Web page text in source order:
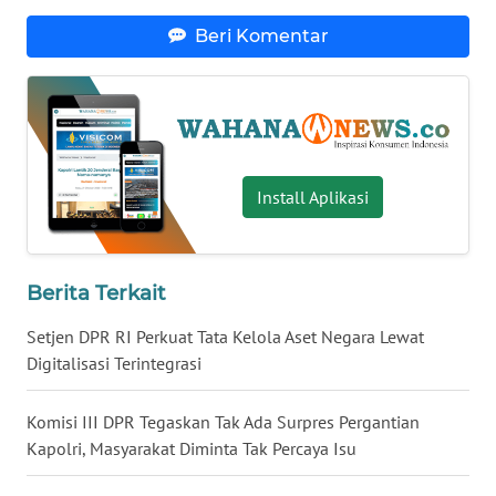
Beri Komentar
Install Aplikasi
Berita Terkait
Setjen DPR RI Perkuat Tata Kelola Aset Negara Lewat
Digitalisasi Terintegrasi
Komisi III DPR Tegaskan Tak Ada Surpres Pergantian
Kapolri, Masyarakat Diminta Tak Percaya Isu
BABEL
WN
SUMBAR
WN
SUMSEL
BENGKULU
WN
WN
JATENG